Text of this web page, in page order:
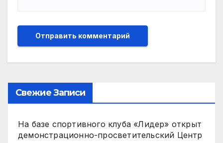
Свежие Записи
На базе спортивного клуба «Лидер» открыт
демонстрационно-просветительский Центр